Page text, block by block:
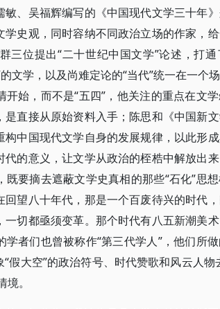
、吴福辉编写的《中国现代文学三十年
史观，同时容纳不同政治立场的作家，
三位提出“二十世纪中国文学”论述，打
文学，以及尚难定论的“当代”统一在一个
始，而不是“五四”，他关注的重点在文
直接从原始资料入手；陈思和《中国新
中国现代文学自身的发展规律，以此形
的意义，让文学从政治的桎梏中解放出来
要摘去遮蔽文学史真相的那些“石化”思
望八十年代，那是一个百废待兴的时代
切都亟须变革。那个时代有八五新潮美术
者们也曾被称作“第三代学人”，他们所
假大空”的政治符号、时代赞歌和风云人物
。